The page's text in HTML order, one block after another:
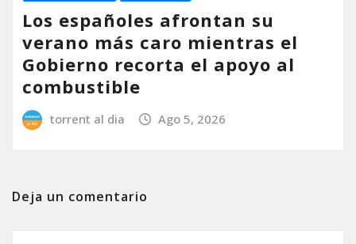
Los españoles afrontan su
verano más caro mientras el
Gobierno recorta el apoyo al
combustible
torrent al dia Ago 5, 2026
Deja un comentario